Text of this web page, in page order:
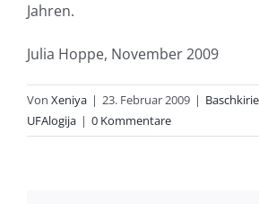
Jahren.
Julia Hoppe, November 2009
Von Xeniya | 23. Februar 2009 |
UFAlogija | 0 Kommentare